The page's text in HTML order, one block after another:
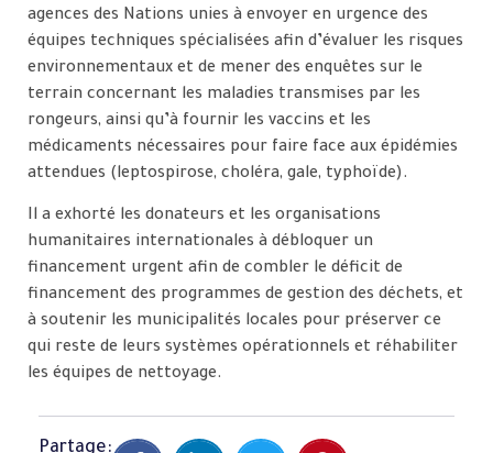
agences des Nations unies à envoyer en urgence des
équipes techniques spécialisées afin d’évaluer les risques
environnementaux et de mener des enquêtes sur le
terrain concernant les maladies transmises par les
rongeurs, ainsi qu’à fournir les vaccins et les
médicaments nécessaires pour faire face aux épidémies
attendues (leptospirose, choléra, gale, typhoïde).
Il a exhorté les donateurs et les organisations
humanitaires internationales à débloquer un
financement urgent afin de combler le déficit de
financement des programmes de gestion des déchets, et
à soutenir les municipalités locales pour préserver ce
qui reste de leurs systèmes opérationnels et réhabiliter
les équipes de nettoyage.
Partage: